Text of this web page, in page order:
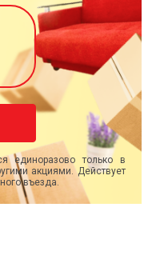
единоразово только в
акциями. Действует
въезда.